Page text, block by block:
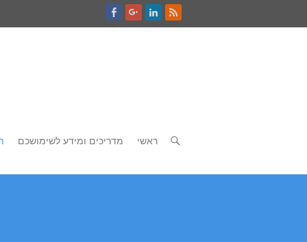
מדריכים ומידע לשימושכם ראשי